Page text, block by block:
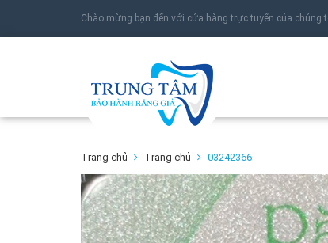
Chào mừng bạn đến với cửa hàng trực tuyến của chúng
Trang chủ Trang chủ 03242366